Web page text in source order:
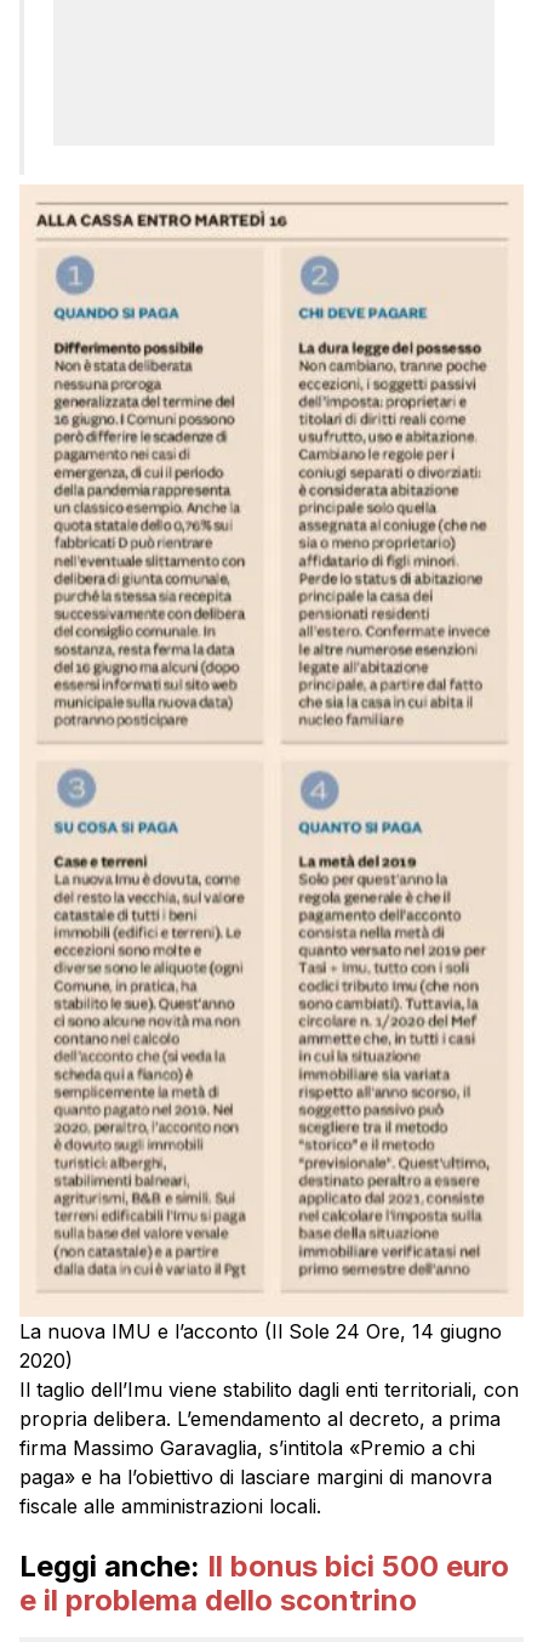
La nuova IMU e l’acconto (Il Sole 24 Ore, 14 giugno
2020)
Il taglio dell’Imu viene stabilito dagli enti territoriali, con
propria delibera. L’emendamento al decreto, a prima
firma Massimo Garavaglia, s’intitola «Premio a chi
paga» e ha l’obiettivo di lasciare margini di manovra
fiscale alle amministrazioni locali.
Leggi anche: Il bonus bici 500 euro
e il problema dello scontrino